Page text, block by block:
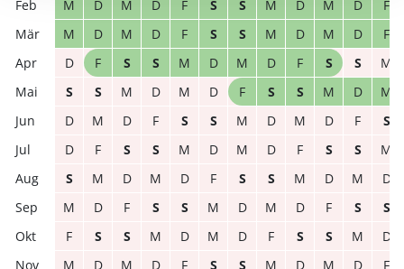
M
D M D F S S M D M D
F
M
D M D F S S M D M D
F
D
F S S M D M D F S S
M
S
S M D M D F S S M D
M
D
M D F S S M D M D F
S
D
F S S M D M D F S S
M
S
M D M D F S S M D M
D
M
D F S S M D M D F S
S
F
S S M D M D F S S M
D
M
D M D F S S M D M D
F